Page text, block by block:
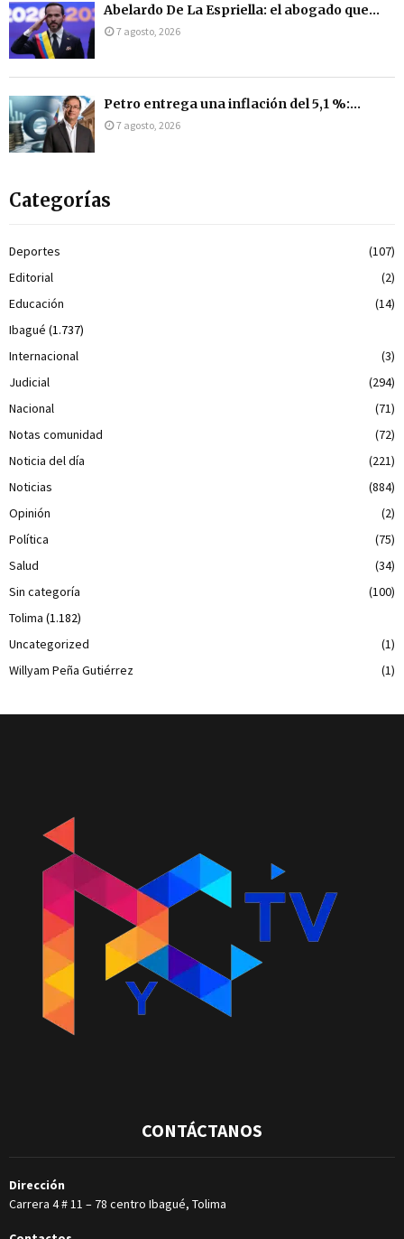
Abelardo De La Espriella: el abogado que...
7 agosto, 2026
Petro entrega una inflación del 5,1 %:...
7 agosto, 2026
Categorías
Deportes
(107)
Editorial
(2)
Educación
(14)
Ibagué (1.737)
Internacional
(3)
Judicial
(294)
Nacional
(71)
Notas comunidad
(72)
Noticia del día
(221)
Noticias
(884)
Opinión
(2)
Política
(75)
Salud
(34)
Sin categoría
(100)
Tolima (1.182)
Uncategorized
(1)
Willyam Peña Gutiérrez
(1)
CONTÁCTANOS
Dirección
Carrera 4 # 11 – 78 centro Ibagué, Tolima